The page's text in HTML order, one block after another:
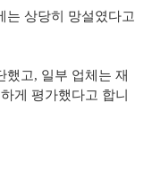
는 상당히 망설였다고
했고, 일부 업체는 재
게 평가했다고 합니